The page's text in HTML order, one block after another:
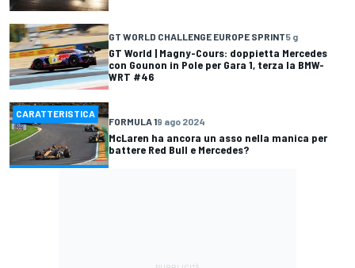
GT WORLD CHALLENGE EUROPE SPRINT5 g
GT World | Magny-Cours: doppietta Mercedes
con Gounon in Pole per Gara 1, terza la BMW-
WRT #46
CARATTERISTICA
FORMULA 19 ago 2024
McLaren ha ancora un asso nella manica per
battere Red Bull e Mercedes?